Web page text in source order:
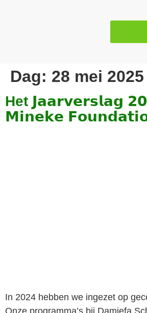
Dag: 28 mei 2025
Het 𝗝𝗮𝗮𝗿𝘃𝗲𝗿𝘀𝗹𝗮𝗴
𝗠𝗶𝗻𝗲𝗸𝗲
In 2024 hebben we ingezet op
Onze programma’s bij Damiefa